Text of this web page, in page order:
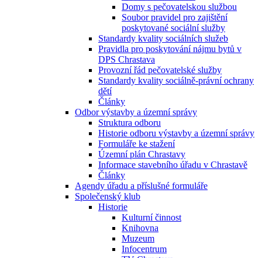
Domy s pečovatelskou službou
Soubor pravidel pro zajištění
poskytované sociální služby
Standardy kvality sociálních služeb
Pravidla pro poskytování nájmu bytů v
DPS Chrastava
Provozní řád pečovatelské služby
Standardy kvality sociálně-právní ochrany
dětí
Články
Odbor výstavby a územní správy
Struktura odboru
Historie odboru výstavby a územní správy
Formuláře ke stažení
Územní plán Chrastavy
Informace stavebního úřadu v Chrastavě
Články
Agendy úřadu a příslušné formuláře
Společenský klub
Historie
Kulturní činnost
Knihovna
Muzeum
Infocentrum